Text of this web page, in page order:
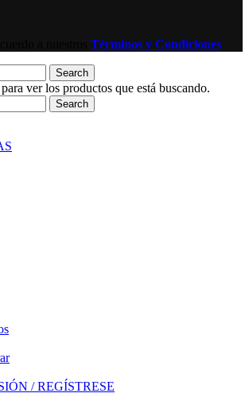
Términos y Condiciones
Search
ver los productos que está buscando.
Search
/ REGÍSTRESE